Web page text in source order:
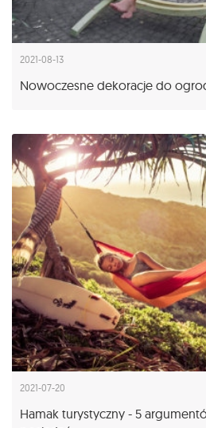
2021-08-13
Nowoczesne dekoracje do
2021-07-20
Hamak turystyczny - 5